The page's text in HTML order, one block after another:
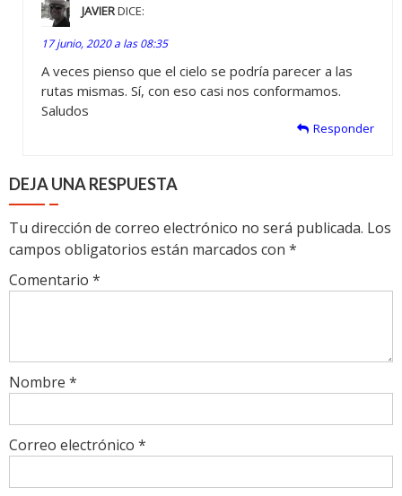
JAVIERDICE:
17 junio, 2020 a las 08:35
A veces pienso que el cielo se podría parecer a las
rutas mismas. Sí, con eso casi nos conformamos.
Saludos
Responder
DEJA UNA RESPUESTA
Tu dirección de correo electrónico no será publicada. Los
campos obligatorios están marcados con *
Comentario *
Nombre *
Correo electrónico *